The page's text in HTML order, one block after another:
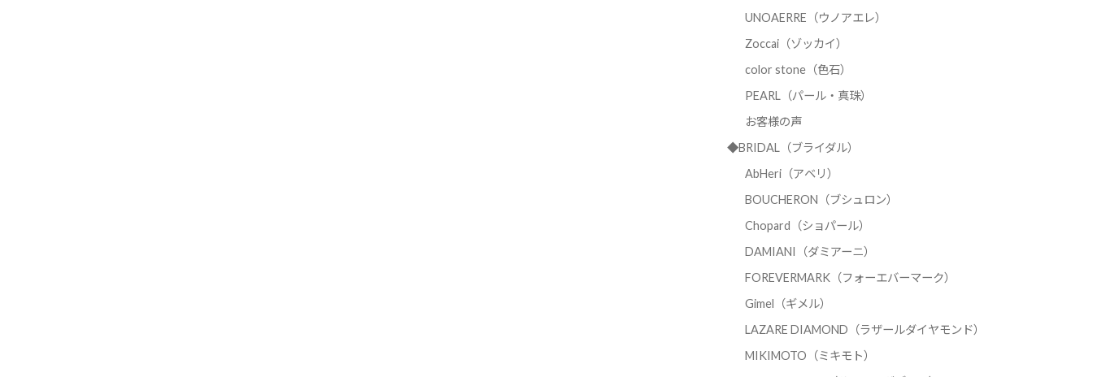
UNOAERRE（ウノアエレ）
Zoccai（ゾッカイ）
color stone（色石）
PEARL（パール・真珠）
お客様の声
◆BRIDAL（ブライダル）
AbHeri（アベリ）
BOUCHERON（ブシュロン）
Chopard（ショパール）
DAMIANI（ダミアーニ）
FOREVERMARK（フォーエバーマーク）
Gimel（ギメル）
LAZARE DIAMOND（ラザールダイヤモンド）
MIKIMOTO（ミキモト）